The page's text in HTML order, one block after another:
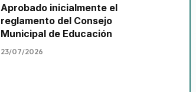
Aprobado inicialmente el
reglamento del Consejo
Municipal de Educación
23/07/2026